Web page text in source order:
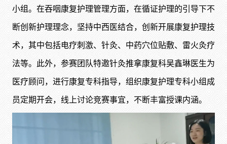
小组。在吞咽康复护理管理方面，在循证护理的引导下不
断创新护理理念，坚持中西医结合，创新开展康复护理技
术，其中包括电疗刺激、针灸、中药穴位贴敷、雷火灸疗
法等。此外，参赛团队特邀针灸推拿康复科吴鑫琳医生为
医疗顾问，进行康复专科指导，组织康复护理专科小组成
员定期开会，线上讨论竞赛事宜，不断丰富授课内涵。